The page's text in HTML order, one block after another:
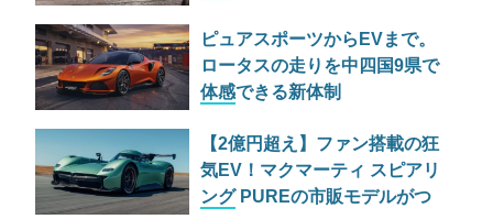
上陸
ピュアスポーツからEVまで。
ロータスの走りを中四国9県で
体感できる新体制
EXPERIENCE」とは
【2億円超え】ファン搭載の狂
気EV！マクマーティ スピアリ
ング PUREの市販モデルがつ